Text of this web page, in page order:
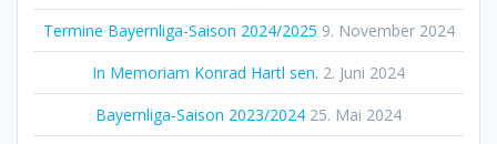
Termine Bayernliga-Saison 2024/2025 9. November 2024
In Memoriam Konrad Hartl sen. 2. Juni 2024
Bayernliga-Saison 2023/2024 25. Mai 2024